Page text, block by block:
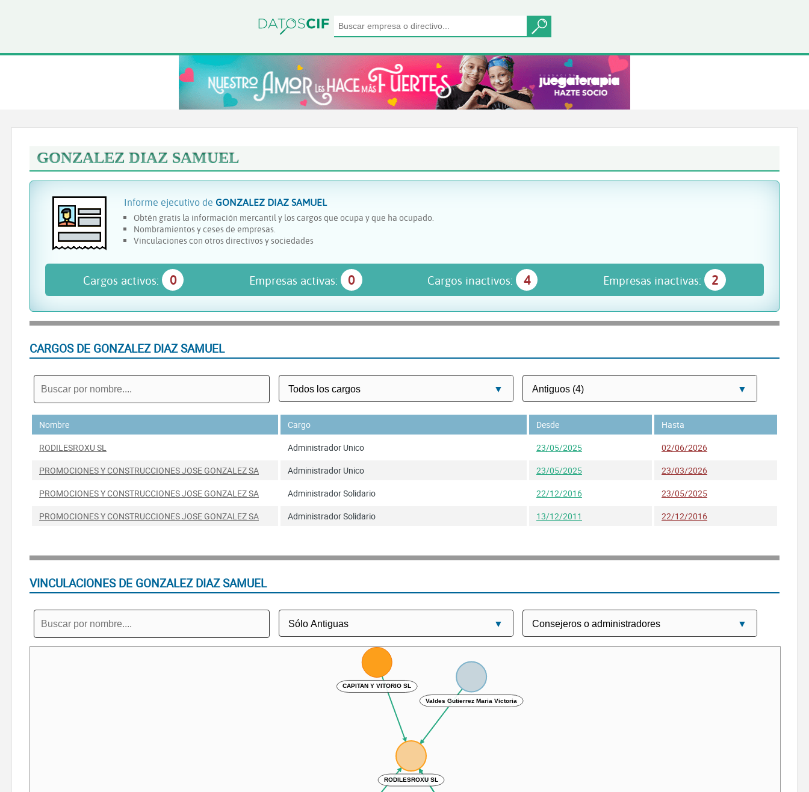
GONZALEZ DIAZ SAMUEL
Informe ejecutivo de GONZALEZ DIAZ SAMUEL
Obtén gratis la información mercantil y los cargos que ocupa y que ha ocupado.
Nombramientos y ceses de empresas.
Vinculaciones con otros directivos y sociedades
Cargos activos: 0 Empresas activas: 0 Cargos inactivos: 4 Empresas inactivas: 2
CARGOS DE GONZALEZ DIAZ SAMUEL
Nombre Cargo Desde
Hasta
RODILESROXU SL
Administrador Unico 23/05/2025
02/06/2026
PROMOCIONES Y CONSTRUCCIONES JOSE GONZALEZ SA
Administrador Unico 23/05/2025
23/03/2026
PROMOCIONES Y CONSTRUCCIONES JOSE GONZALEZ SA
Administrador Solidario 22/12/2016
23/05/2025
PROMOCIONES Y CONSTRUCCIONES JOSE GONZALEZ SA
Administrador Solidario 13/12/2011 22/12/2016
VINCULACIONES DE GONZALEZ DIAZ SAMUEL
RODILESROXU SL
Valdes Gutierrez Maria Victoria
CAPITAN Y VITORIO SL